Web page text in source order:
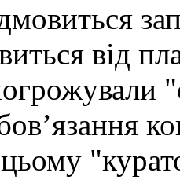
від